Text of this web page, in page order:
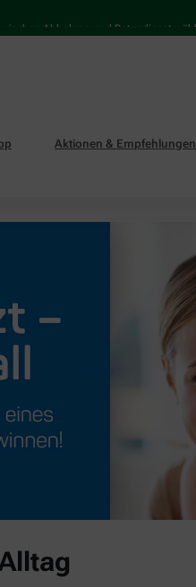
Abholung und Botendienst wählen
Aktionen & Empfehlungen